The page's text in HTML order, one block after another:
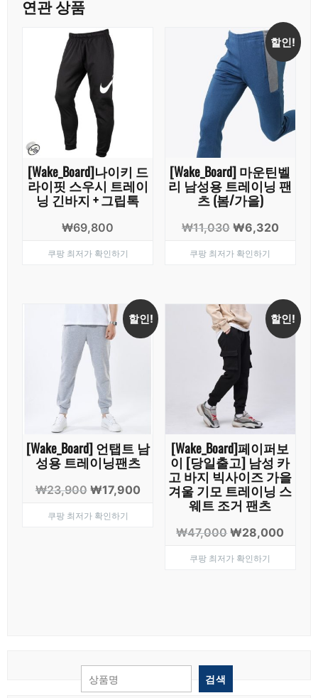
연관 상품
[Wake_Board]나이키 드
라이핏 스우시 트레이
닝 긴바지 + 그립톡
₩69,800
쿠팡 최저가 확인하기
할인!
[Wake_Board] 마운틴벨
리 남성용 트레이닝 팬
츠 (봄/가을)
₩11,030 원
가
₩6,320현
쿠팡 최저가 확인하기
할인!
[Wake_Board] 언탭트 남
성용 트레이닝팬츠
₩23,900 원
가
₩17,900현
쿠팡 최저가 확인하기
할인!
[Wake_Board]페이퍼보
이 [당일출고] 남성 카
고 바지 빅사이즈 가을
겨울 기모 트레이닝 스
웨트 조거 팬츠
₩47,000 원
가
₩28,000
쿠팡 최저가 확인하기
검색